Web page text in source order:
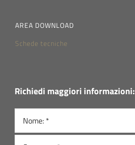
AREA DOWNLOAD
Schede tecniche
Richiedi maggiori informazioni: